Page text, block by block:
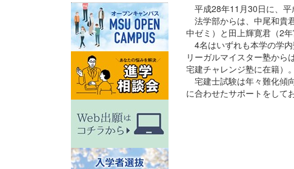
平成28年11月30日に、平
法学部からは、中尾和貴
中ゼミ）と田上輝寛君（2
4名はいずれも本学の学内
リーガルマイスター塾から
宅建チャレンジ塾に在籍）。
宅建士試験は年々難化傾
に合わせたサポートをして